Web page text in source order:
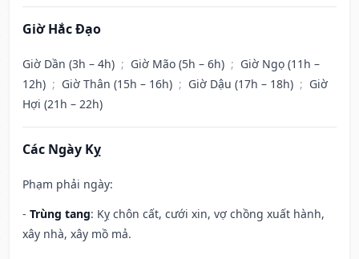
Giờ Hắc Đạo
Giờ Dần (3h – 4h) ; Giờ Mão (5h – 6h) ; Giờ Ngọ (11h –
12h) ; Giờ Thân (15h – 16h) ; Giờ Dậu (17h – 18h) ; Giờ
Hợi (21h – 22h)
Các Ngày Kỵ
Phạm phải ngày:
- Trùng tang: Kỵ chôn cất, cưới xin, vợ chồng xuất hành,
xây nhà, xây mồ mả.